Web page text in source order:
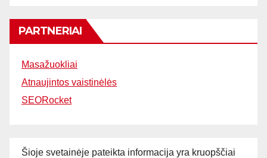
PARTNERIAI
Masažuokliai
Atnaujintos vaistinėlės
SEORocket
Šioje svetainėje pateikta informacija yra kruopščiai